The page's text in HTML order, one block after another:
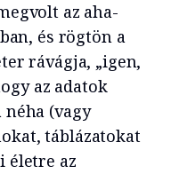
az aha-
és rögtön a
rávágja, „igen,
az adatok
néha (vagy
táblázatokat
életre az